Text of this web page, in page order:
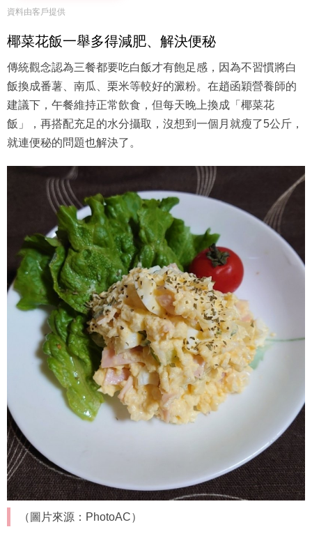
（圖片來源：sammi_chengsauman@Instagram）
【限量禮遇】MORE送你$338米施洛體
重肝脂評估！享1對1專屬營養諮詢免費
領
立即選購
資料由客戶提供
椰菜花飯一舉多得減肥、解決便秘
傳統觀念認為三餐都要吃白飯才有飽足感，因為不習慣將白
飯換成番薯、南瓜、栗米等較好的澱粉。在趙函穎營養師的
建議下，午餐維持正常飲食，但每天晚上換成「椰菜花
飯」，再搭配充足的水分攝取，沒想到一個月就瘦了5公斤，
就連便秘的問題也解決了。